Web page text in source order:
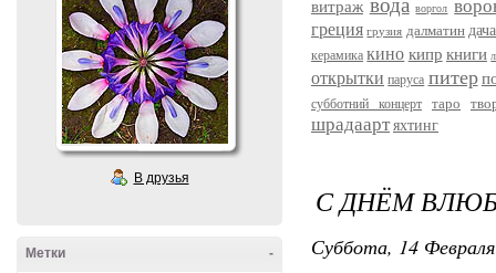
В друзья
-
Метки
витраж вода воргол
греция грузия далматин дача
керамика кино кипр книги
открытки паруса питер
субботний концерт таро
шрадаарт яхтинг
С ДНЁМ
Суббота, 14